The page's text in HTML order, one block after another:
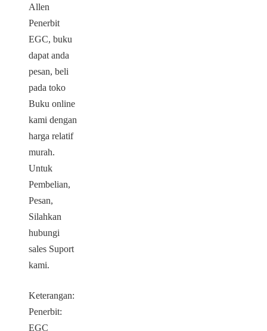
Allen
Penerbit
EGC, buku
dapat anda
pesan, beli
pada toko
Buku online
kami dengan
harga relatif
murah.
Untuk
Pembelian,
Pesan,
Silahkan
hubungi
sales Suport
kami.
Keterangan:
Penerbit:
EGC